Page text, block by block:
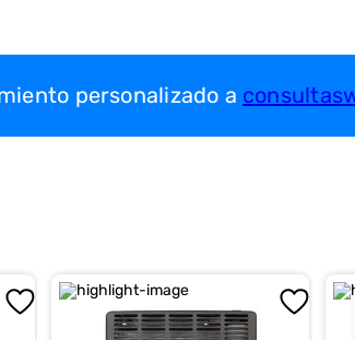
personalizado a